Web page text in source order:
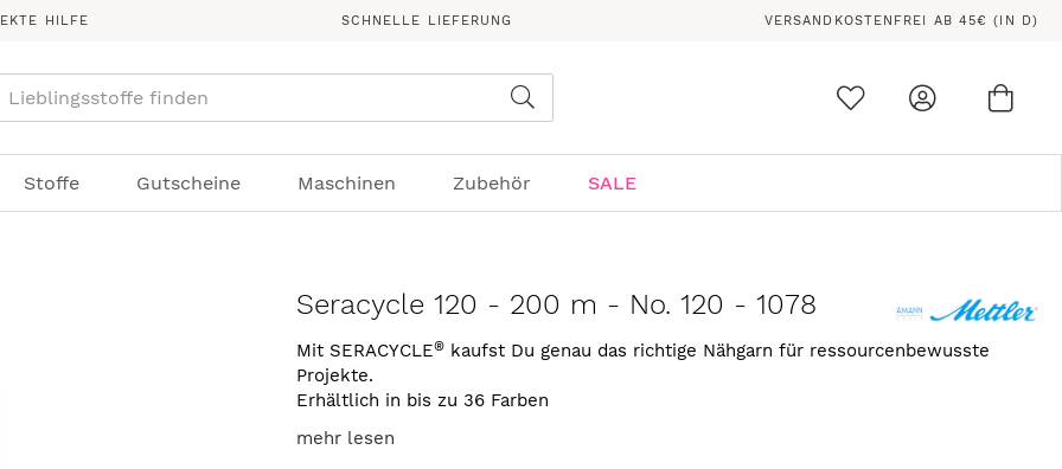
HILFE SCHNELLE LIEFERUNG VERSANDKOSTENFREI AB 45€ (IN D)
Stoffe Gutscheine Maschinen Zubehör SALE
Seracycle 120 - 200 m - No. 120 - 1078
Mit SERACYCLE® kaufst Du genau das richtige Nähgarn für ressourcenbewusste
Projekte.
Erhältlich in bis zu 36 Farben
mehr lesen